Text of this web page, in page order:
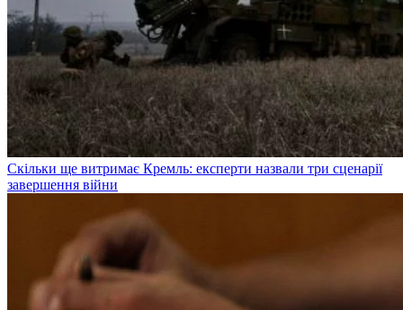
Скільки ще витримає Кремль: експерти назвали три сценарії
завершення війни